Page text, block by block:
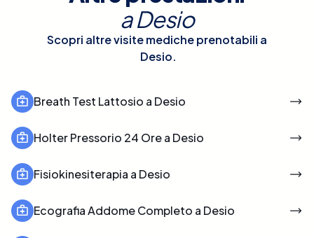
aDesio
Scopri altre visite mediche prenotabili a
Desio.
Breath Test Lattosio a Desio
Holter Pressorio 24 Ore a Desio
Fisiokinesiterapia a Desio
Ecografia Addome Completo a Desio